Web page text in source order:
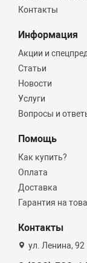
Контакты
Информация
Акции и
Статьи
Новости
Услуги
Вопросы и
Помощь
Как купить?
Оплата
Доставка
Гарантия на
Контакты
ул. Ленина, 92